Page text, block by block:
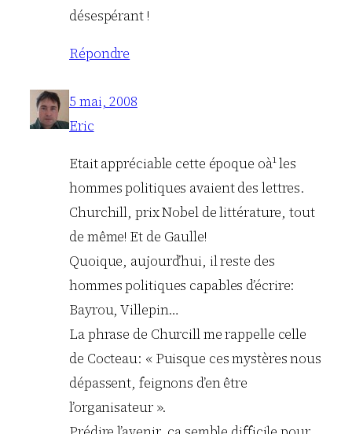
désespérant !
Répondre
5 mai, 2008
Eric
Etait appréciable cette époque oà¹ les
hommes politiques avaient des lettres.
Churchill, prix Nobel de littérature, tout
de même! Et de Gaulle!
Quoique, aujourd’hui, il reste des
hommes politiques capables d’écrire:
Bayrou, Villepin…
La phrase de Churcill me rappelle celle
de Cocteau: « Puisque ces mystères nous
dépassent, feignons d’en être
l’organisateur ».